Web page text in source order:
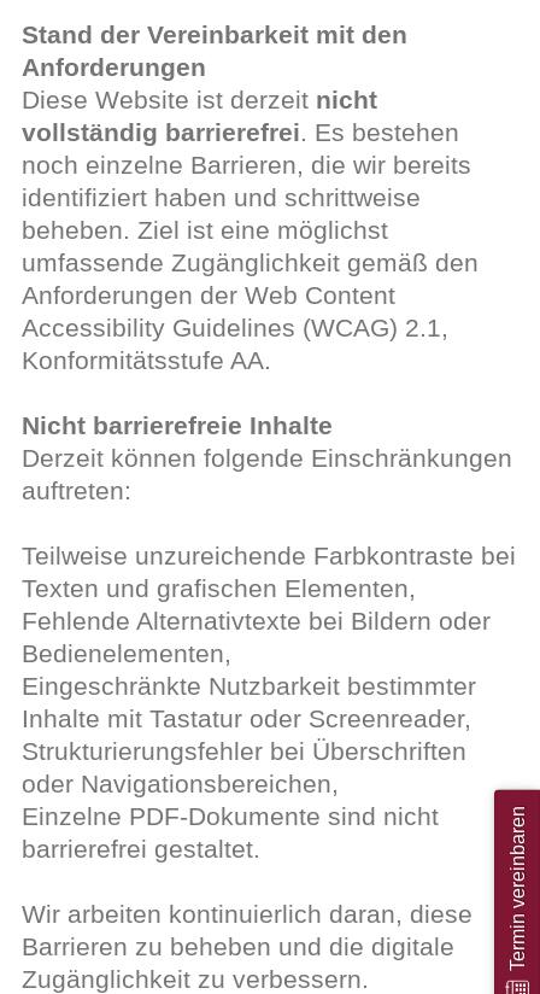
Stand der Vereinbarkeit mit den
Anforderungen
Diese Website ist derzeit nicht
vollständig barrierefrei. Es bestehen
noch einzelne Barrieren, die wir bereits
identifiziert haben und schrittweise
beheben. Ziel ist eine möglichst
umfassende Zugänglichkeit gemäß den
Anforderungen der Web Content
Accessibility Guidelines (WCAG) 2.1,
Konformitätsstufe AA.
Nicht barrierefreie Inhalte
Derzeit können folgende Einschränkungen
auftreten:
Teilweise unzureichende Farbkontraste bei
Texten und grafischen Elementen,
Fehlende Alternativtexte bei Bildern oder
Bedienelementen,
Eingeschränkte Nutzbarkeit bestimmter
Inhalte mit Tastatur oder Screenreader,
Strukturierungsfehler bei Überschriften
oder Navigationsbereichen,
Einzelne PDF-Dokumente sind nicht
barrierefrei gestaltet.
Wir arbeiten kontinuierlich daran, diese
Barrieren zu beheben und die digitale
Zugänglichkeit zu verbessern.
Termin vereinbaren